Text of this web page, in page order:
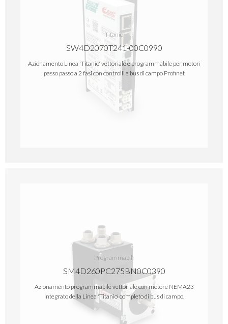
Titanio
SW4D2070T241-00C0990
Azionamento Linea 'Titanio' vettoriale e programmabile per motori
passo passo a 2 fasi con controlli a bus di campo Profinet
Programmabili
SM4D260PC275BN0C0390
Azionamento programmabile vettoriale con motore NEMA23
integrato della Linea 'Titanio' completo di bus di campo.